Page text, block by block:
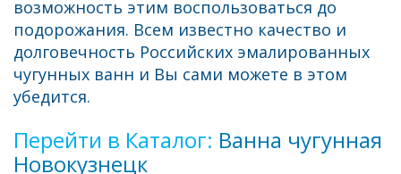
возможность этим воспользоваться до
подорожания. Всем известно качество и
долговечность Российских эмалированных
чугунных ванн и Вы сами можете в этом
убедится.
Перейти в Каталог: Ванна чугунная
Новокузнецк